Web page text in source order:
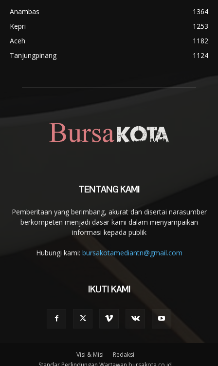
Anambas
1364
Kepri
1253
Aceh
1182
Tanjungpinang
1124
TENTANG KAMI
Pemberitaan yang berimbang, akurat dan disertai narasumber
berkompeten menjadi dasar kami dalam menyampaikan
informasi kepada publik
Hubungi kami: bursakotamediantn@gmail.com
IKUTI KAMI
Visi & Misi
Redaksi